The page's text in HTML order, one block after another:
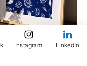
Instagram LinkedIn